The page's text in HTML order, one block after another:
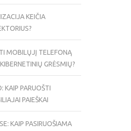
KEIČIA
MOBILŲJĮ TELEFONĄ
GRĖSMIŲ?
KAIP PARUOŠTI
PAIEŠKAI
KAIP PASIRUOŠIAMA